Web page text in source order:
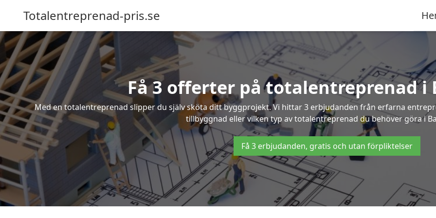
Totalentreprenad-pris.se
Få 3 offerter på totalentreprenad i
Med en totalentreprenad slipper du själv sköta ditt byggprojekt. Vi hittar 3 erbjudanden från erfarna
tillbyggnad eller vilken typ av totalentreprenad du behöver göra i
Få 3 erbjudanden, gratis och utan förpliktelser